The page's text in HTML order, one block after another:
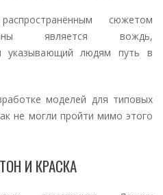
сюжетом
является вождь,
указывающий людям путь в
моделей для типовых
не могли пройти мимо этого
И КРАСКА